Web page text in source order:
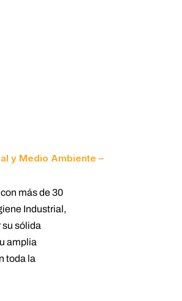
y Medio Ambiente –
más de 30
Industrial,
su sólida
amplia
toda la